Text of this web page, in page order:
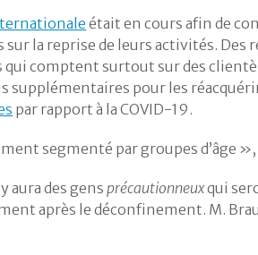
était en cours afin de
la reprise de leurs activités. Des
comptent surtout sur des
supplémentaires pour les
par rapport à la COVID-19.
segmenté par groupes d’âge
aura des gensprécautionneuxqui
après le déconfinement. M.